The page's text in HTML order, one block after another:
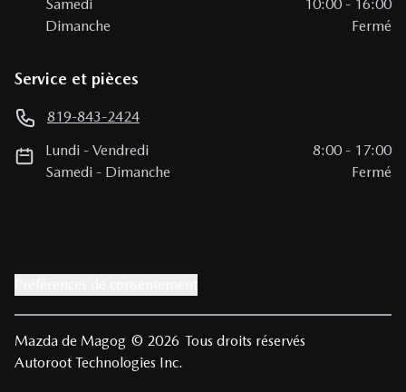
Samedi
10:00 - 16:00
Dimanche
Fermé
Service et pièces
819-843-2424
Lundi -Vendredi 8:00 - 17:00
Samedi - Dimanche Fermé
Mazda de Magog © 2026 Tous droits réservés
Autoroot Technologies Inc.